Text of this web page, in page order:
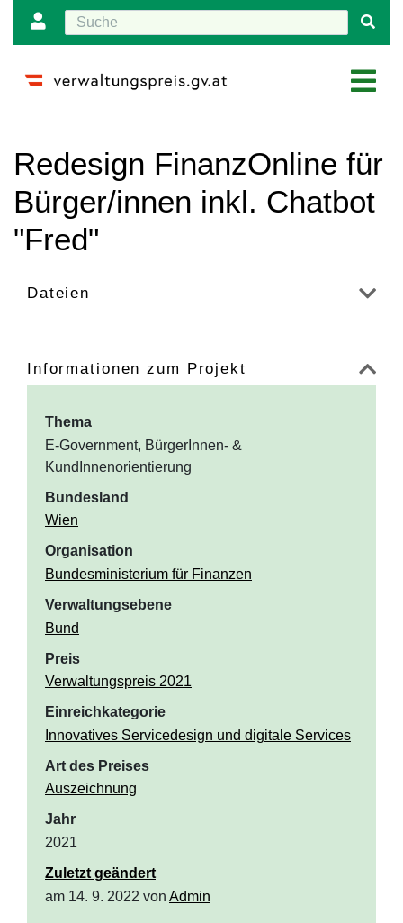
Redesign FinanzOnline für
Bürger/innen inkl. Chatbot
"Fred"
Dateien
Informationen zum Projekt
Thema
E-Government, BürgerInnen- &
KundInnenorientierung
Bundesland
Wien
Organisation
Bundesministerium für Finanzen
Verwaltungsebene
Bund
Preis
Verwaltungspreis 2021
Einreichkategorie
Innovatives Servicedesign und digitale Services
Art des Preises
Auszeichnung
Jahr
2021
Zuletzt geändert
am 14. 9. 2022 von Admin